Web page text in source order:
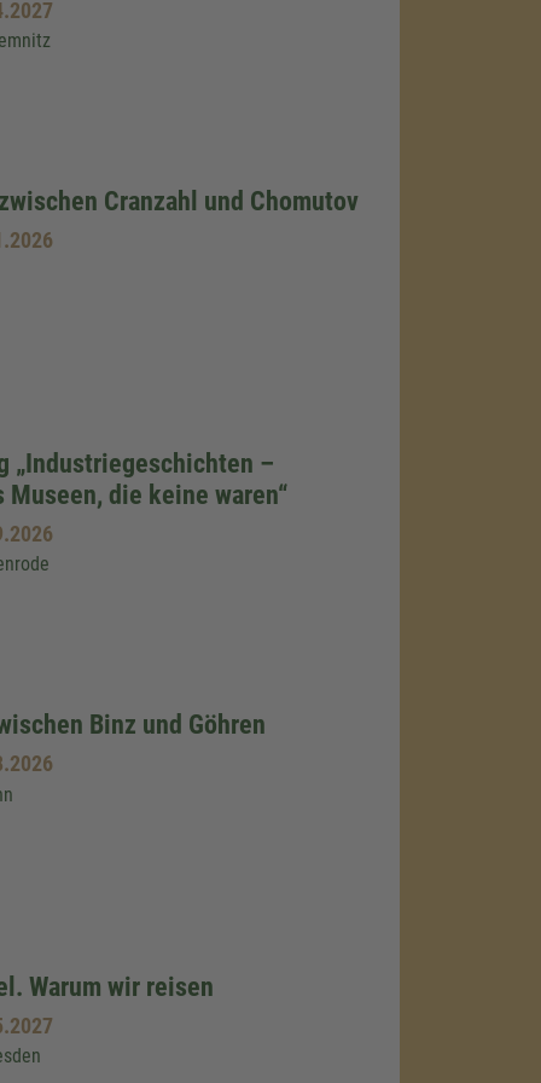
Cranzahl und Chomutov
„Industriegeschichten –
Museen, die keine waren“
Binz und Göhren
Warum wir reisen